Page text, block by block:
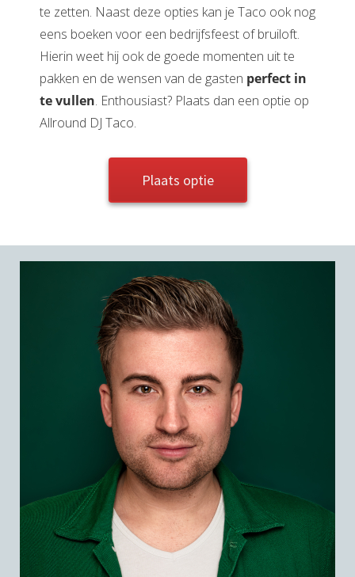
te zetten. Naast deze opties kan je Taco ook nog
eens boeken voor een bedrijfsfeest of bruiloft.
Hierin weet hij ook de goede momenten uit te
pakken en de wensen van de gasten perfect in
te vullen. Enthousiast? Plaats dan een optie op
Allround DJ Taco.
Plaats optie